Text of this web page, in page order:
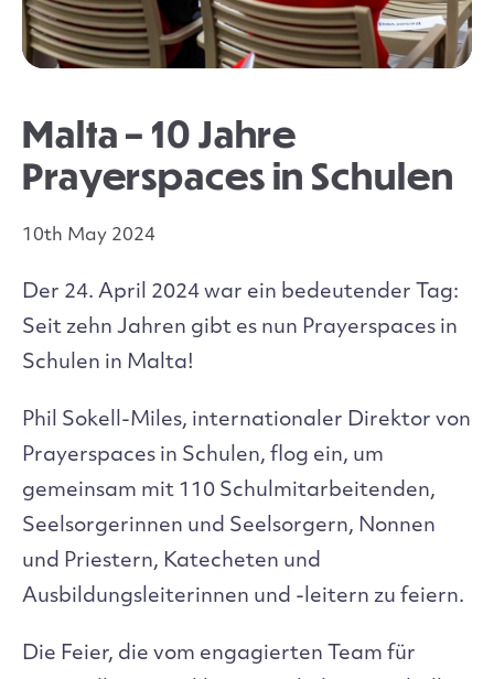
Malta – 10 Jahre
Prayerspaces in Schulen
10th May 2024
Der 24. April 2024 war ein bedeutender Tag:
Seit zehn Jahren gibt es nun Prayerspaces in
Schulen in Malta!
Phil Sokell-Miles, internationaler Direktor von
Prayerspaces in Schulen, flog ein, um
gemeinsam mit 110 Schulmitarbeitenden,
Seelsorgerinnen und Seelsorgern, Nonnen
und Priestern, Katecheten und
Ausbildungsleiterinnen und -leitern zu feiern.
Die Feier, die vom engagierten Team für